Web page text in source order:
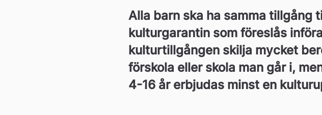
Alla barn ska ha samma tillgång
kulturgarantin som föreslås
kulturtillgången skilja mycket
förskola eller skola man går i,
4-16 år erbjudas minst en